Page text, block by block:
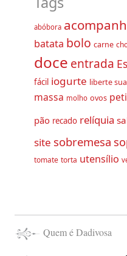
abóbora
batata bolo carne
doce entrada
fácil iogurte liberte
massa molho ovos
pão recado relíquia
site sobremesa
tomate torta utensílio
Quem é Dadivosa